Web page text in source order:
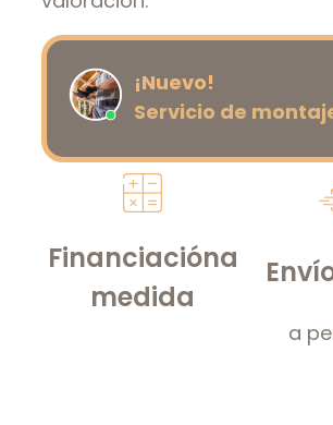
¡Nuevo!
Servicio de
Financiacióna
medida
a